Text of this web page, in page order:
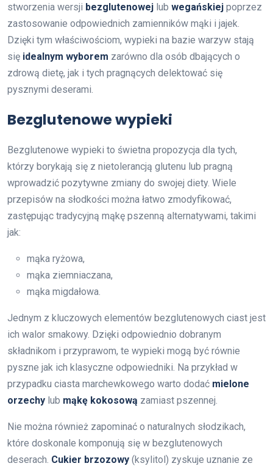
stworzenia wersji bezglutenowej lub wegańskiej poprzez
zastosowanie odpowiednich zamienników mąki i jajek.
Dzięki tym właściwościom, wypieki na bazie warzyw stają
się idealnym wyborem zarówno dla osób dbających o
zdrową dietę, jak i tych pragnących delektować się
pysznymi deserami.
Bezglutenowe wypieki
Bezglutenowe wypieki to świetna propozycja dla tych,
którzy borykają się z nietolerancją glutenu lub pragną
wprowadzić pozytywne zmiany do swojej diety. Wiele
przepisów na słodkości można łatwo zmodyfikować,
zastępując tradycyjną mąkę pszenną alternatywami, takimi
jak:
mąka ryżowa,
mąka ziemniaczana,
mąka migdałowa.
Jednym z kluczowych elementów bezglutenowych ciast jest
ich walor smakowy. Dzięki odpowiednio dobranym
składnikom i przyprawom, te wypieki mogą być równie
pyszne jak ich klasyczne odpowiedniki. Na przykład w
przypadku ciasta marchewkowego warto dodać mielone
orzechy lub mąkę kokosową zamiast pszennej.
Nie można również zapominać o naturalnych słodzikach,
które doskonale komponują się w bezglutenowych
deserach. Cukier brzozowy (ksylitol) zyskuje uznanie ze